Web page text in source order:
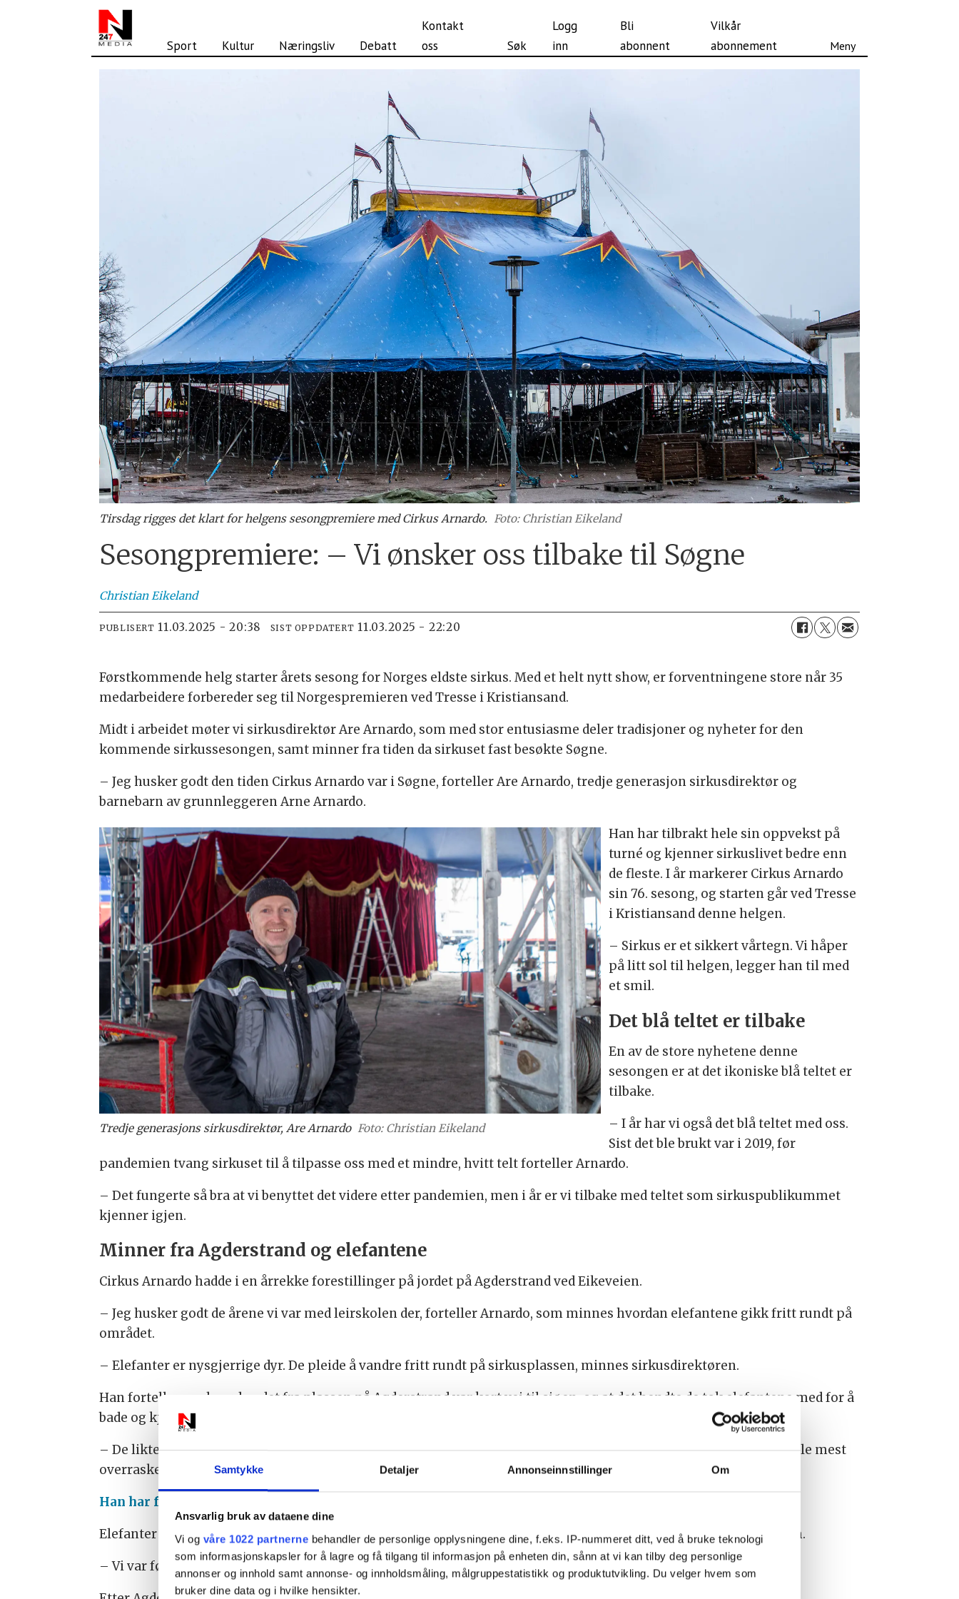
Samtykke Detaljer Annonseinnstillinger Om
Ansvarlig bruk av dataene dine
Vi og våre 1022 partnerne behandler de personlige opplysningene dine, f.eks. IP-nummeret ditt, ved å bruke teknologi
som informasjonskapsler for å lagre og få tilgang til informasjon på enheten din, sånn at vi kan tilby deg personlige
annonser og innhold samt annonse- og innholdsmåling, målgruppestatistikk og produktutvikling. Du velger hvem som
bruker dine data og i hvilke hensikter.
Sport Kultur Næringsliv Debatt
Kontakt
oss
Søk
Logg
inn
Bli
abonnent
Vilkår
abonnement
Tirsdag rigges det klart for helgens sesongpremiere med Cirkus Arnardo. Foto: Christian Eikeland
Sesongpremiere: – Vi ønsker oss tilbake til Søgne
Christian Eikeland
PUBLISERT 11.03.2025 - 20:38 SIST OPPDATERT 11.03.2025 - 22:20
Førstkommende helg starter årets sesong for Norges eldste sirkus. Med et helt nytt show, er forventningene store når 35
medarbeidere forbereder seg til Norgespremieren ved Tresse i Kristiansand.
Midt i arbeidet møter vi sirkusdirektør Are Arnardo, som med stor entusiasme deler tradisjoner og nyheter for den
kommende sirkussesongen, samt minner fra tiden da sirkuset fast besøkte Søgne.
– Jeg husker godt den tiden Cirkus Arnardo var i Søgne, forteller Are Arnardo, tredje generasjon sirkusdirektør og
barnebarn av grunnleggeren Arne Arnardo.
Tredje generasjons sirkusdirektør, Are Arnardo Foto: Christian Eikeland
Han har tilbrakt hele sin oppvekst på
turné og kjenner sirkuslivet bedre enn
de fleste. I år markerer Cirkus Arnardo
sin 76. sesong, og starten går ved Tresse
i Kristiansand denne helgen.
– Sirkus er et sikkert vårtegn. Vi håper
på litt sol til helgen, legger han til med
et smil.
Det blå teltet er tilbake
En av de store nyhetene denne
sesongen er at det ikoniske blå teltet er
tilbake.
– I år har vi også det blå teltet med oss.
Sist det ble brukt var i 2019, før
pandemien tvang sirkuset til å tilpasse oss med et mindre, hvitt telt forteller Arnardo.
– Det fungerte så bra at vi benyttet det videre etter pandemien, men i år er vi tilbake med teltet som sirkuspublikummet
kjenner igjen.
Minner fra Agderstrand og elefantene
Cirkus Arnardo hadde i en årrekke forestillinger på jordet på Agderstrand ved Eikeveien.
– Jeg husker godt de årene vi var med leirskolen der, forteller Arnardo, som minnes hvordan elefantene gikk fritt rundt på
området.
– Elefanter er nysgjerrige dyr. De pleide å vandre fritt rundt på sirkusplassen, minnes sirkusdirektøren.
Han forteller om hvordan det fra plassen på Agderstrand var kort vei til sjøen, og at det hendte de tok elefantene med for å
bade og kjøle seg ned.
– De likte det godt. At de møtte biler underveis, brydde ikke elefantene seg så mye om. Det var nok bilistene som ble mest
overrasket, humrer Are Arnardo.
Han har fått med seg at Søgne nylig hadde nok en elefant på besøk.
Elefanter var en naturlig del av sirkuset frem til 2014, men da de ble eldre, valgte Cirkus Arnardo å pensjonere dem.
– Vi var først ute med å kvitte oss med elefanter. Nå er det vel ingen sirkus som har dem lenger, forteller han.